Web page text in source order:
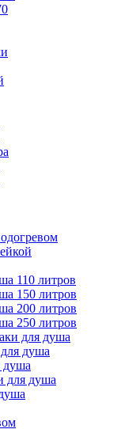
110 литров
150 литров
200 литров
250 литров
для душа
душа
душа
для душа